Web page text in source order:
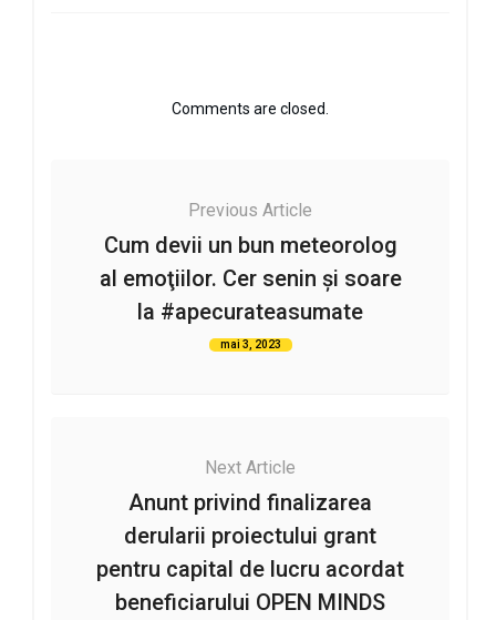
Comments are closed.
Previous Article
Cum devii un bun meteorolog
al emoţiilor. Cer senin şi soare
la #apecurateasumate
mai 3, 2023
Next Article
Anunt privind finalizarea
derularii proiectului grant
pentru capital de lucru acordat
beneficiarului OPEN MINDS